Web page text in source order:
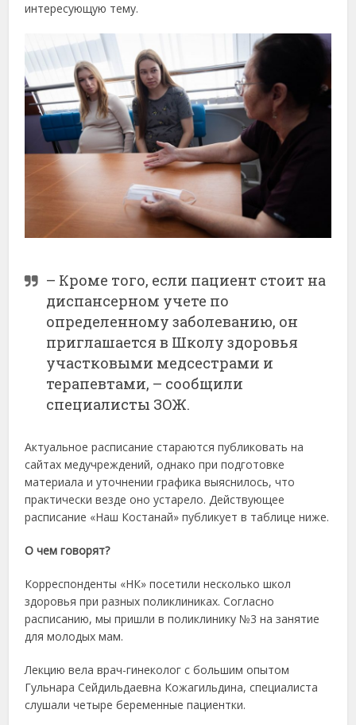
интересующую тему.
– Кроме того, если пациент стоит на
диспансерном учете по
определенному заболеванию, он
приглашается в Школу здоровья
участковыми медсестрами и
терапевтами, – сообщили
специалисты ЗОЖ.
Актуальное расписание стараются публиковать на
сайтах медучреждений, однако при подготовке
материала и уточнении графика выяснилось, что
практически везде оно устарело. Действующее
расписание «Наш Костанай» публикует в таблице ниже.
О чем говорят?
Корреспонденты «НК» посетили несколько школ
здоровья при разных поликлиниках. Согласно
расписанию, мы пришли в поликлинику №3 на занятие
для молодых мам.
Лекцию вела врач-гинеколог с большим опытом
Гульнара Сейдильдаевна Кожагильдина, специалиста
слушали четыре беременные пациентки.